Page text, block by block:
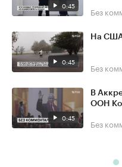
0:45 Без
0:45
На США
Без
0:45
В
ООН
Без